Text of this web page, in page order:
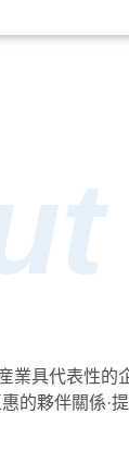
業具代表性的
的夥伴關係·